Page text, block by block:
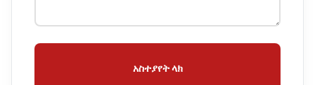
አስተያየት ላክ